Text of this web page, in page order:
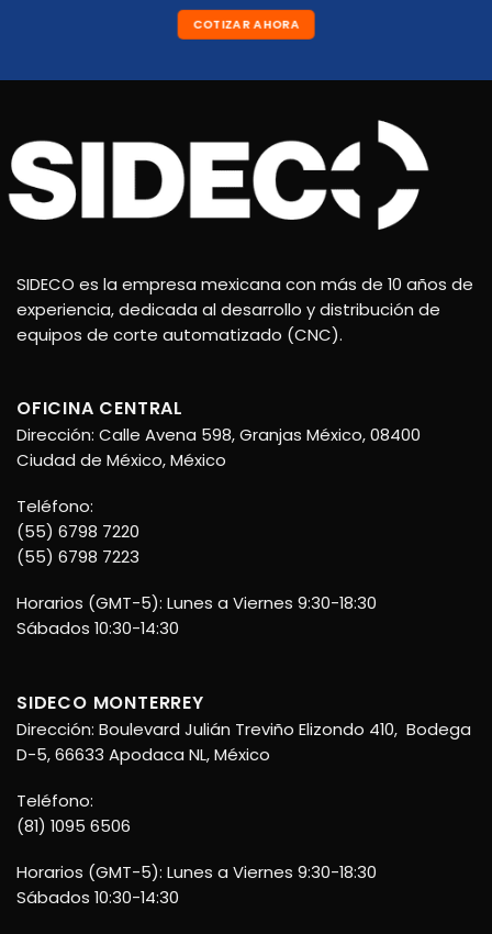
COTIZAR AHORA
SIDECO es la empresa mexicana con más de 10 años de
experiencia, dedicada al desarrollo y distribución de
equipos de corte automatizado (CNC).
OFICINA CENTRAL
Dirección: Calle Avena 598, Granjas México, 08400
Ciudad de México, México
Teléfono:
(55) 6798 7220
(55) 6798 7223
Horarios (GMT-5): Lunes a Viernes 9:30-18:30
Sábados 10:30-14:30
SIDECO MONTERREY
Dirección: Boulevard Julián Treviño Elizondo 410, Bodega
D-5, 66633 Apodaca NL, México
Teléfono:
(81) 1095 6506
Horarios (GMT-5): Lunes a Viernes 9:30-18:30
Sábados 10:30-14:30